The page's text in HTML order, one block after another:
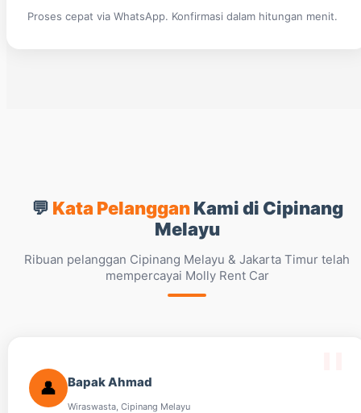
Proses cepat via WhatsApp. Konfirmasi dalam hitungan menit.
💬 Kata PelangganKami di Cipinang
Melayu
Ribuan pelanggan Cipinang Melayu & Jakarta Timur telah
mempercayai Molly Rent Car
👤 Bapak Ahmad
Wiraswasta, Cipinang Melayu